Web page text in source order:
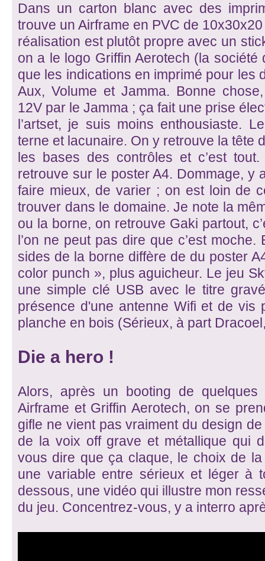
Dans un carton blanc avec des
trouve un Airframe en PVC de
réalisation est plutôt propre avec un
on a le logo Griffin Aerotech (la
que les indications en imprimé pour les
Aux, Volume et Jamma. Bonne
12V par le Jamma ; ça fait une prise
l’artset, je suis moins enthousiaste.
terne et lacunaire. On y retrouve la tête
les bases des contrôles et c’est
retrouve sur le poster A4. Dommage, y
faire mieux, de varier ; on est loin de
trouver dans le domaine. Je note la
ou la borne, on retrouve Gaki partout,
l’on ne peut pas dire que c’est
sides de la borne diffère de du poster
color punch », plus aguicheur. Le jeu
une simple clé USB avec le titre
présence d'une antenne Wifi et de vis
planche en bois (Sérieux, à part
Die a hero !
Alors, après un booting de
Airframe et Griffin Aerotech, on se
gifle ne vient pas vraiment du design
de la voix off grave et métallique qui
vous dire que ça claque, le choix de
une variable entre sérieux et léger à
dessous, une vidéo qui illustre mon
du jeu. Concentrez-vous, y a interro